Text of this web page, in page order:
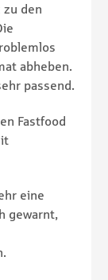
zu den
abheben.
passend.
Fastfood
eine
gewarnt,